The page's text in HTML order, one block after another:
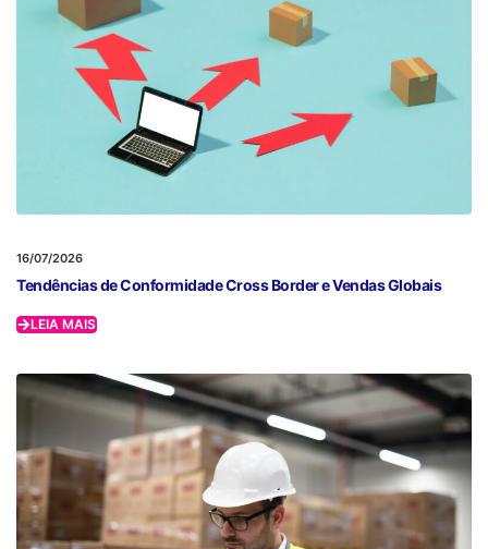
16/07/2026
Tendências de Conformidade Cross Border e Vendas Globais
LEIA MAIS